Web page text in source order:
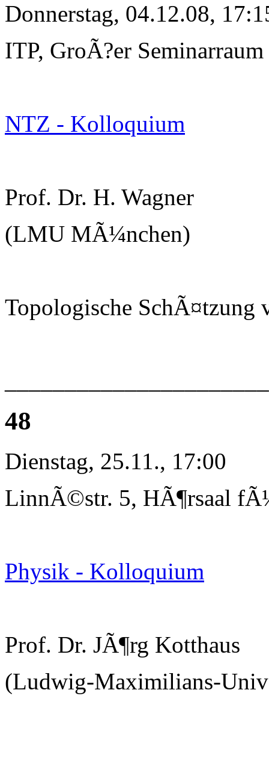
Donnerstag, 04.12.08,
ITP, GroÃ?er Seminarraum
NTZ - Kolloquium
Prof. Dr. H. Wagner
(LMU MÃ¼nchen)
Topologische SchÃ¤tzung
48
Dienstag, 25.11., 17:00
LinnÃ©str. 5, HÃ¶rsaal
Physik - Kolloquium
Prof. Dr. JÃ¶rg Kotthaus
(Ludwig-Maximilians-